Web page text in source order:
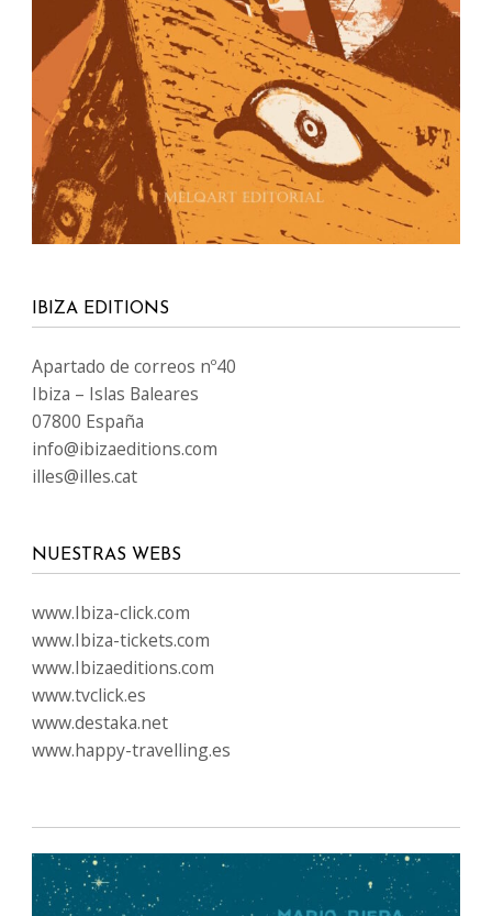
IBIZA EDITIONS
Apartado de correos nº40
Ibiza – Islas Baleares
07800 España
info@ibizaeditions.com
illes@illes.cat
NUESTRAS WEBS
www.Ibiza-click.com
www.Ibiza-tickets.com
www.Ibizaeditions.com
www.tvclick.es
www.destaka.net
www.happy-travelling.es